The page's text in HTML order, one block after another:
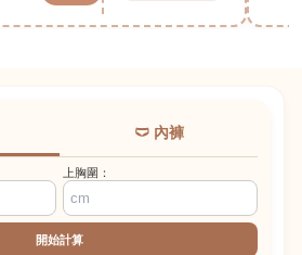
🩲 內褲
上胸圍：
開始計算